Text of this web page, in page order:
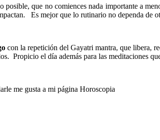
posible, que no comiences nada importante a
Es mejor que lo rutinario no dependa de
con la repetición del Gayatri mantra, que libera,
Propicio el día además para las meditaciones
me gusta a mi página Horoscopia